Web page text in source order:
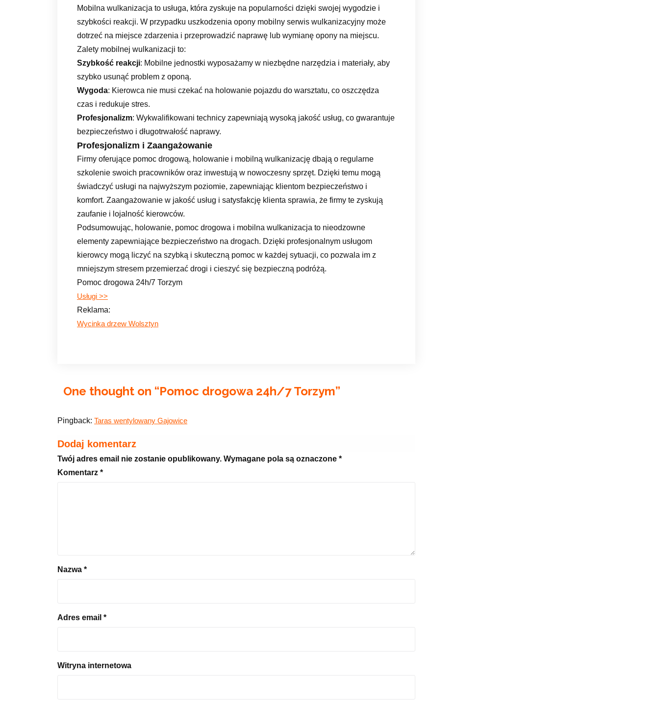
Mobilna wulkanizacja to usługa, która zyskuje na popularności dzięki swojej wygodzie i
szybkości reakcji. W przypadku uszkodzenia opony mobilny serwis wulkanizacyjny może
dotrzeć na miejsce zdarzenia i przeprowadzić naprawę lub wymianę opony na miejscu.
Zalety mobilnej wulkanizacji to:
Szybkość reakcji: Mobilne jednostki wyposażamy w niezbędne narzędzia i materiały, aby
szybko usunąć problem z oponą.
Wygoda: Kierowca nie musi czekać na holowanie pojazdu do warsztatu, co oszczędza
czas i redukuje stres.
Profesjonalizm: Wykwalifikowani technicy zapewniają wysoką jakość usług, co gwarantuje
bezpieczeństwo i długotrwałość naprawy.
Profesjonalizm i Zaangażowanie
Firmy oferujące pomoc drogową, holowanie i mobilną wulkanizację dbają o regularne
szkolenie swoich pracowników oraz inwestują w nowoczesny sprzęt. Dzięki temu mogą
świadczyć usługi na najwyższym poziomie, zapewniając klientom bezpieczeństwo i
komfort. Zaangażowanie w jakość usług i satysfakcję klienta sprawia, że firmy te zyskują
zaufanie i lojalność kierowców.
Podsumowując, holowanie, pomoc drogowa i mobilna wulkanizacja to nieodzowne
elementy zapewniające bezpieczeństwo na drogach. Dzięki profesjonalnym usługom
kierowcy mogą liczyć na szybką i skuteczną pomoc w każdej sytuacji, co pozwala im z
mniejszym stresem przemierzać drogi i cieszyć się bezpieczną podróżą.
Pomoc drogowa 24h/7 Torzym
Usługi >>
Reklama:
Wycinka drzew Wolsztyn
One thought on “Pomoc drogowa 24h/7 Torzym”
Pingback: Taras wentylowany Gajowice
Dodaj komentarz
Twój adres email nie zostanie opublikowany. Wymagane pola są oznaczone *
Komentarz *
Nazwa *
Adres email *
Witryna internetowa